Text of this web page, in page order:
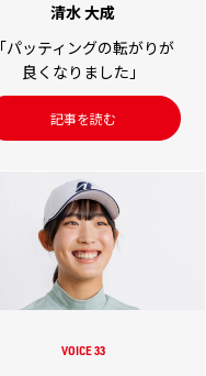
清水 大成
「パッティングの転がりが
良くなりました」
記事を読む
VOICE 33